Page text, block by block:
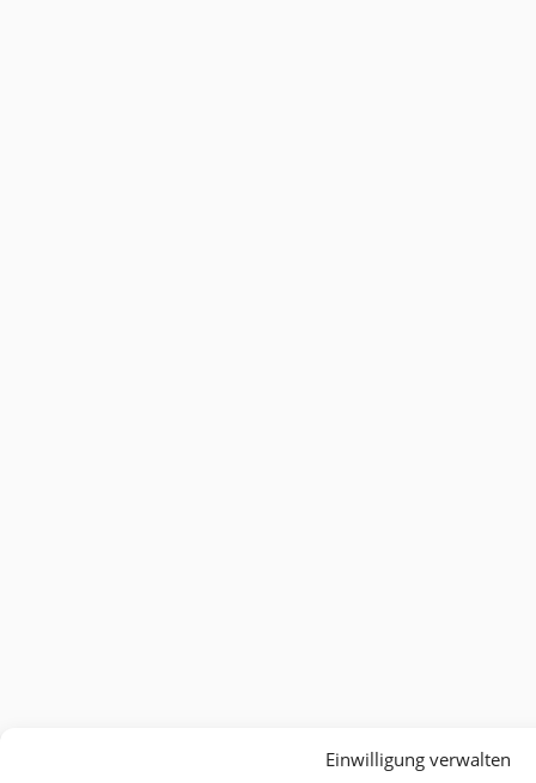
Einwilligung verwalten